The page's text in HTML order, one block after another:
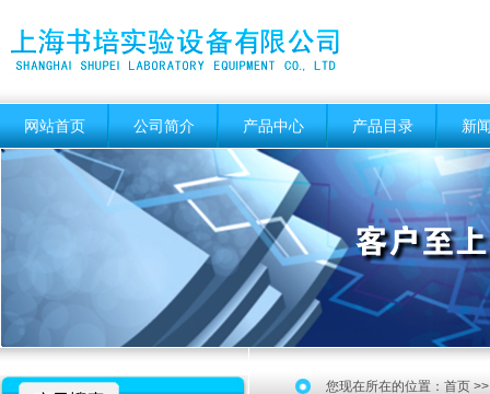
网站首页 公司简介 产品中心 产品目录 新
您现在所在的位置： 首页